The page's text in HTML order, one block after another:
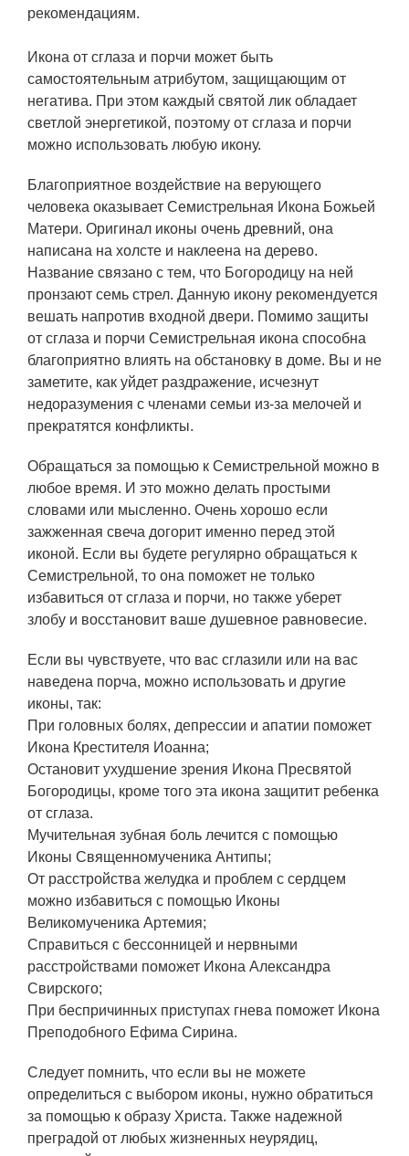
рекомендациям.
Икона от сглаза и порчи может быть
самостоятельным атрибутом, защищающим от
негатива. При этом каждый святой лик обладает
светлой энергетикой, поэтому от сглаза и порчи
можно использовать любую икону.
Благоприятное воздействие на верующего
человека оказывает Семистрельная Икона Божьей
Матери. Оригинал иконы очень древний, она
написана на холсте и наклеена на дерево.
Название связано с тем, что Богородицу на ней
пронзают семь стрел. Данную икону рекомендуется
вешать напротив входной двери. Помимо защиты
от сглаза и порчи Семистрельная икона способна
благоприятно влиять на обстановку в доме. Вы и не
заметите, как уйдет раздражение, исчезнут
недоразумения с членами семьи из-за мелочей и
прекратятся конфликты.
Обращаться за помощью к Семистрельной можно в
любое время. И это можно делать простыми
словами или мысленно. Очень хорошо если
зажженная свеча догорит именно перед этой
иконой. Если вы будете регулярно обращаться к
Семистрельной, то она поможет не только
избавиться от сглаза и порчи, но также уберет
злобу и восстановит ваше душевное равновесие.
Если вы чувствуете, что вас сглазили или на вас
наведена порча, можно использовать и другие
иконы, так:
При головных болях, депрессии и апатии поможет
Икона Крестителя Иоанна;
Остановит ухудшение зрения Икона Пресвятой
Богородицы, кроме того эта икона защитит ребенка
от сглаза.
Мучительная зубная боль лечится с помощью
Иконы Священномученика Антипы;
От расстройства желудка и проблем с сердцем
можно избавиться с помощью Иконы
Великомученика Артемия;
Справиться с бессонницей и нервными
расстройствами поможет Икона Александра
Свирского;
При беспричинных приступах гнева поможет Икона
Преподобного Ефима Сирина.
Следует помнить, что если вы не можете
определиться с выбором иконы, нужно обратиться
за помощью к образу Христа. Также надежной
преградой от любых жизненных неурядиц,